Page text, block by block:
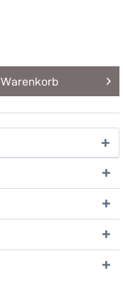
Warenkorb